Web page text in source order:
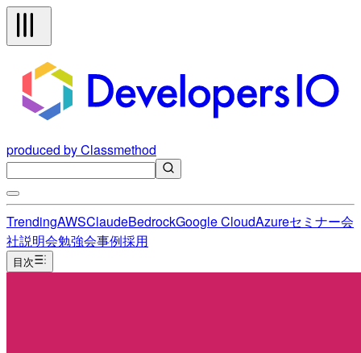
produced by Classmethod
TrendingAWSClaudeBedrockGoogle CloudAzureセミナー会
社説明会勉強会事例採用
目次